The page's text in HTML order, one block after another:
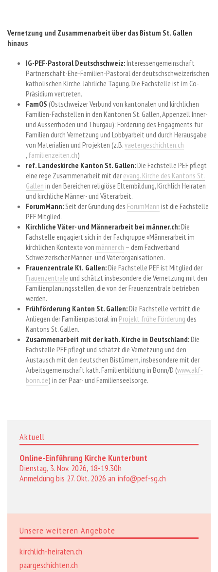
Vernetzung und Zusammenarbeit über das Bistum St. Gallen
hinaus
IG-PEF-Pastoral Deutschschweiz:Interessengemeinschaft
Partnerschaft-Ehe-Familien-Pastoral der deutschschweizerischen
katholischen Kirche. Jährliche Tagung. Die Fachstelle ist im Co-
Präsidium vertreten.
FamOS (Ostschweizer Verbund von kantonalen und kirchlichen
Familien-Fachstellen in den Kantonen St. Gallen, Appenzell Inner-
und Ausserrhoden und Thurgau): Förderung des Engagments für
Familien durch Vernetzung und Lobbyarbeit und durch Herausgabe
von Materialien und Projekten (z.B.vaetergeschichten.ch
, familienzeiten.ch)
ref. Landeskirche Kanton St. Gallen:Die Fachstelle PEF pflegt
eine rege Zusammenarbeit mit der evang. Kirche des Kantons St.
Gallen in den Bereichen religiöse Elternbildung, Kirchlich Heiraten
und kirchliche Männer- und Väterarbeit.
ForumMann:Seit der Gründung des ForumMann ist die Fachstelle
PEF Mitglied.
Kirchliche Väter- und Männerarbeit bei männer.ch:Die
Fachstelle engagiert sich in der Fachgruppe «Männerarbeit im
kirchlichen Kontext» von männer.ch – dem Fachverband
Schweizerischer Männer- und Väterorganisationen.
Frauenzentrale Kt. Gallen:Die Fachstelle PEF ist Mitglied der
Frauenzentrale und schätzt insbesondere die Vernetzung mit den
Familienplanungsstellen, die von der Frauenzentrale betrieben
werden.
Frühförderung Kanton St. Gallen:Die Fachstelle vertritt die
Anliegen der Familienpastoral im Projekt frühe Förderung des
Kantons St. Gallen.
Zusammenarbeit mit der kath. Kirche in Deutschland:Die
Fachstelle PEF pflegt und schätzt die Vernetzung und den
Austausch mit den deutschen Bistümern, insbesondere mit der
Arbeitsgemeinschaft kath. Familienbildung in Bonn/D (www.akf-
bonn.de) in der Paar- und Familienseelsorge.
Aktuell
Online-Einführung Kirche Kunterbunt
Dienstag, 3. Nov. 2026, 18-19.30h
Anmeldung bis 27. Okt. 2026 an info@pef-sg.ch
Unsere weiteren Angebote
kirchlich-heiraten.ch
paargeschichten.ch